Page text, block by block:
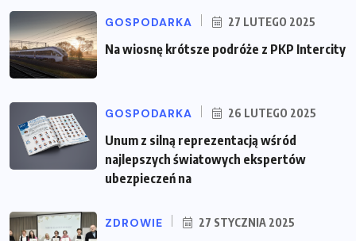
GOSPODARKA 27 LUTEGO 2025
Na wiosnę krótsze podróże z PKP Intercity
GOSPODARKA 26 LUTEGO 2025
Unum z silną reprezentacją wśród
najlepszych światowych ekspertów
ubezpieczeń na
ZDROWIE 27 STYCZNIA 2025